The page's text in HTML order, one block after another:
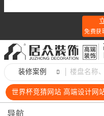
免费获
装修案例
世界杯竞猜网站 高端设计网